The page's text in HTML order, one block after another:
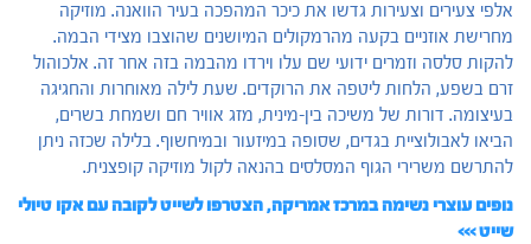
אלפי צעירים וצעירות גדשו את כיכר המהפכה בעיר הוואנה. מוזיקה
מחרישת אוזניים בקעה מהרמקולים המיושנים שהוצבו מצידי הבמה.
להקות סלסה וזמרים ידועי שם עלו וירדו מהבמה בזה אחר זה. אלכוהול
זרם בשפע, הלחות ליטפה את הרוקדים. שעת לילה מאוחרות והחגיגה
בעיצומה. דורות של משיכה בין-מינית, מזג אוויר חם ושמחת בשרים,
הביאו לאבולוציית בגדים, שסופה במיזעור ובמיחשוף. בלילה שכזה ניתן
להתרשם משרירי הגוף המסלסים בהנאה לקול מוזיקה קופצנית.
נופים עוצרי נשימה במרכז אמריקה, הצטרפו לשייט לקובה עם אקו טיולי
שייט >>>